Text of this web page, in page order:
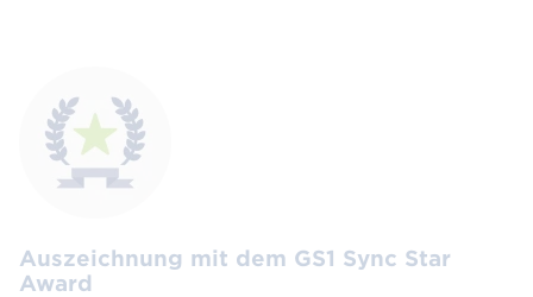
Auszeichnung mit dem GS1 Sync Star
Award